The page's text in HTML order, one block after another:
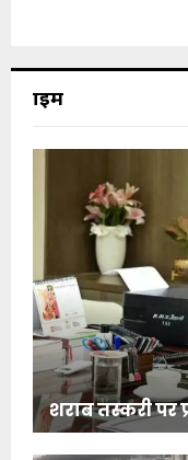
क्राइम
शराब तस्करी पर